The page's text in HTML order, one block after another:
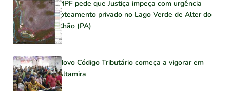
MPF pede que Justiça impeça com urgência
loteamento privado no Lago Verde de Alter do
Chão (PA)
Novo Código Tributário começa a vigorar em
Altamira